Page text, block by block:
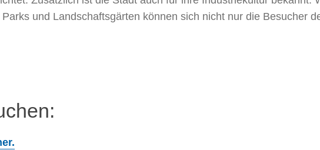
und Landschaftsgärten können sich nicht nur die Besucher